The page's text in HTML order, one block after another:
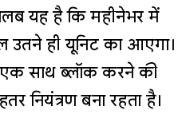
यह है कि महीनेभर में
उतने ही यूनिट का आएगा।
साथ ब्लॉक करने की
नियंत्रण बना रहता है।